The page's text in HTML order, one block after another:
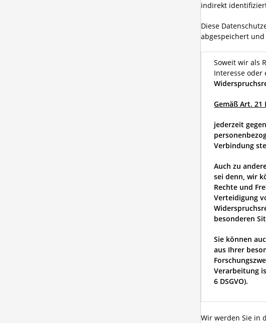
indirekt
Diese
abgespeichert
Soweit wir als
Interesse oder
Gemäß Art. 21
jederzeit
Verbindung
Auch zu
sei denn, wir
Rechte und
Verteidigung
besonderen
Sie können
aus Ihrer
Verarbeitung
6 DSGVO).
Wir werden Sie in